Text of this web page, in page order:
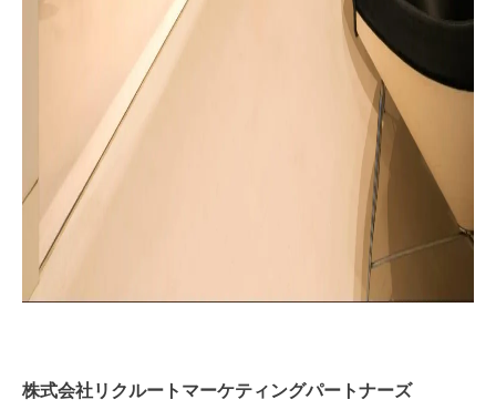
株式会社リクルートマーケティングパートナーズ